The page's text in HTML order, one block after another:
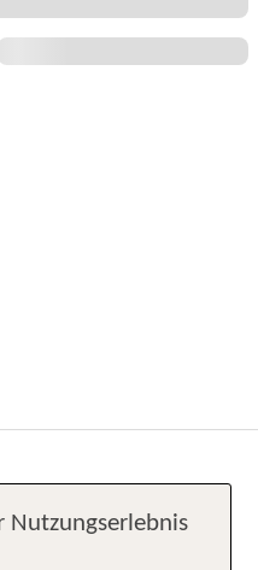
Nutzungserlebnis